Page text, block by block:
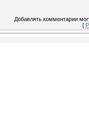
Добавлять комментарии
[